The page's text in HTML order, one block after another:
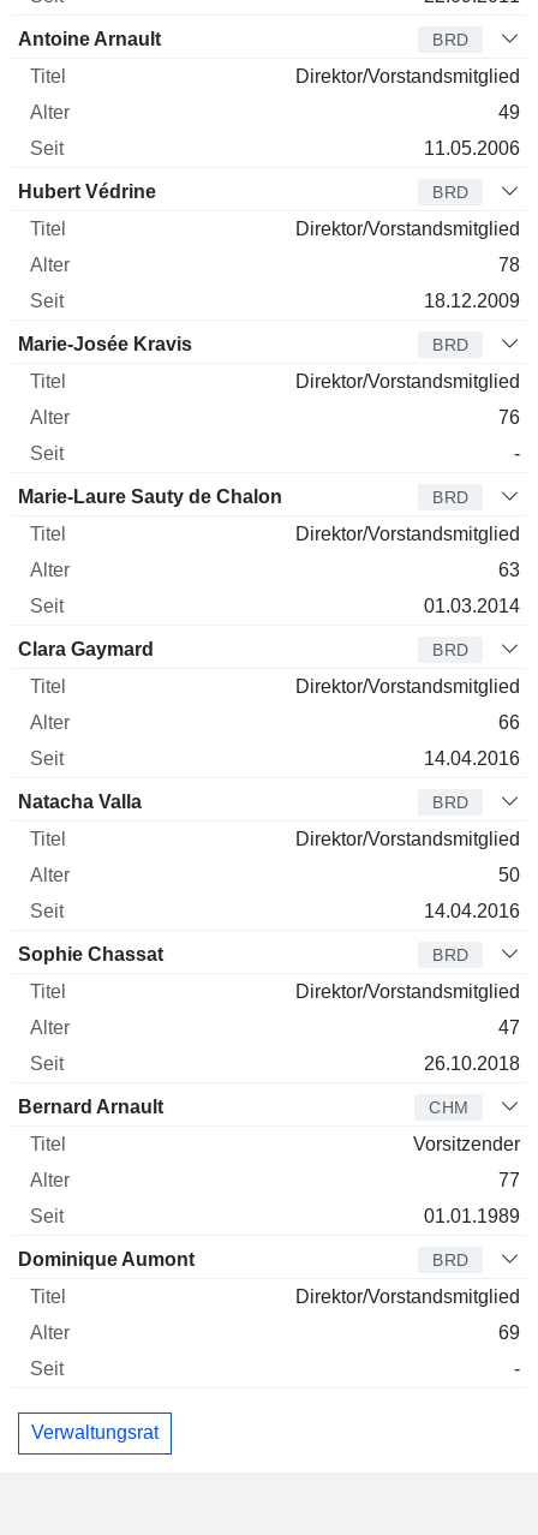
Antoine Arnault BRD
Direktor/Vorstandsmitglied
49
11.05.2006
Hubert Védrine BRD
Direktor/Vorstandsmitglied
78
18.12.2009
Marie-Josée Kravis BRD
Direktor/Vorstandsmitglied
76
-
Marie-Laure Sauty de Chalon BRD
Direktor/Vorstandsmitglied
63
01.03.2014
Clara Gaymard BRD
Direktor/Vorstandsmitglied
66
14.04.2016
Natacha Valla BRD
Direktor/Vorstandsmitglied
50
14.04.2016
Sophie Chassat BRD
Direktor/Vorstandsmitglied
47
26.10.2018
Bernard Arnault CHM
Vorsitzender
77
01.01.1989
Dominique Aumont BRD
Direktor/Vorstandsmitglied
69
-
Verwaltungsrat